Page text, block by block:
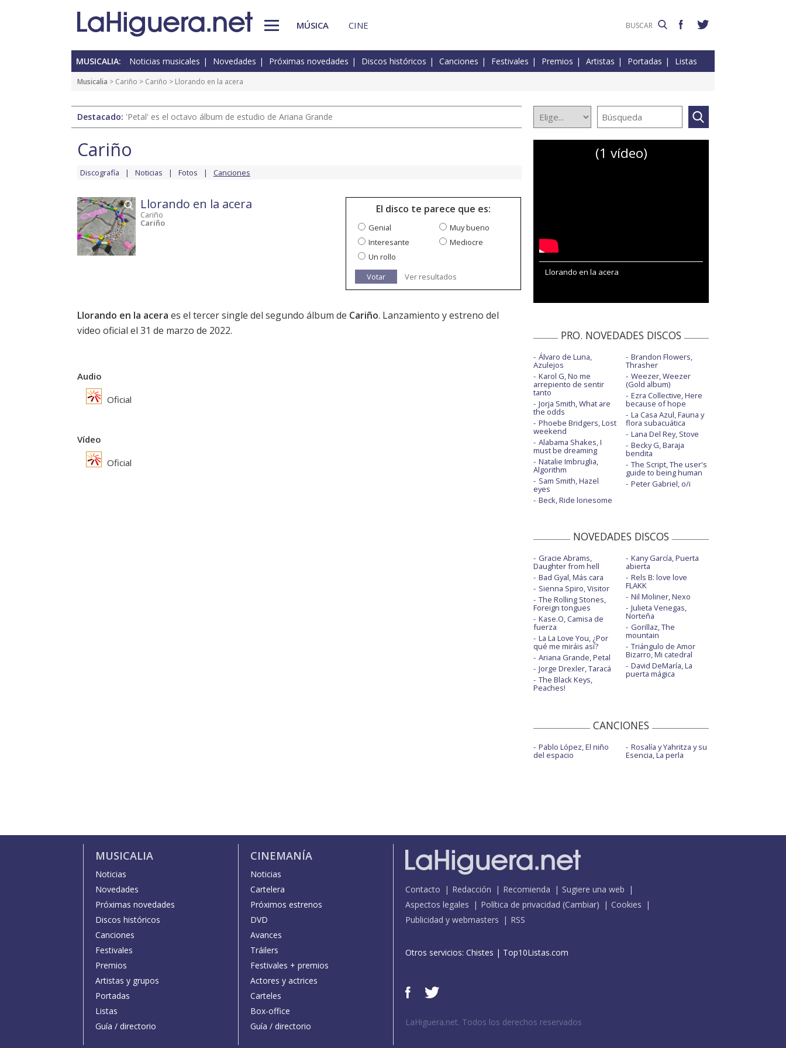
MÚSICA CINE
MUSICALIA: Noticias musicales Novedades Próximas novedades Discos históricos Canciones Festivales Premios Artistas Portadas Listas
Musicalia > Cariño > Cariño > Llorando en la acera
Destacado: 'Petal' es el octavo álbum de estudio de Ariana Grande
Cariño
Discografía Noticias Fotos Canciones
Llorando en la acera
Cariño
Cariño
El disco te parece que es:
Genial
Muy bueno
Interesante
Mediocre
Un rollo
Votar
Ver resultados
Llorando en la acera es el tercer single del segundo álbum de Cariño. Lanzamiento y estreno del
video oficial el 31 de marzo de 2022.
Audio
Oficial
Vídeo
Oficial
(1 vídeo)
Llorando en la acera
PRO. NOVEDADES DISCOS
Álvaro de Luna,
Azulejos
Karol G, No me
arrepiento de sentir
tanto
Jorja Smith, What are
the odds
Phoebe Bridgers, Lost
weekend
Alabama Shakes, I
must be dreaming
Natalie Imbruglia,
Algorithm
Sam Smith, Hazel
eyes
Beck, Ride lonesome
Brandon Flowers,
Thrasher
Weezer, Weezer
(Gold album)
Ezra Collective, Here
because of hope
La Casa Azul, Fauna y
flora subacuática
Lana Del Rey, Stove
Becky G, Baraja
bendita
The Script, The user's
guide to being human
Peter Gabriel, o/i
NOVEDADES DISCOS
Gracie Abrams,
Daughter from hell
Bad Gyal, Más cara
Sienna Spiro, Visitor
The Rolling Stones,
Foreign tongues
Kase.O, Camisa de
fuerza
La La Love You, ¿Por
qué me miráis así?
Ariana Grande, Petal
Jorge Drexler, Taracá
The Black Keys,
Peaches!
Kany García, Puerta
abierta
Rels B: love love
FLAKK
Nil Moliner, Nexo
Julieta Venegas,
Norteña
Gorillaz, The
mountain
Triángulo de Amor
Bizarro, Mi catedral
David DeMaría, La
puerta mágica
CANCIONES
Pablo López, El niño
del espacio
Rosalía y Yahritza y su
Esencia, La perla
MUSICALIA
Noticias
Novedades
Próximas novedades
Discos históricos
Canciones
Festivales
Premios
Artistas y grupos
Portadas
Listas
Guía / directorio
CINEMANÍA
Noticias
Cartelera
Próximos estrenos
DVD
Avances
Tráilers
Festivales + premios
Actores y actrices
Carteles
Box-office
Guía / directorio
Contacto Redacción Recomienda
Sugiere una web
Aspectos legales
Política de privacidad (Cambiar)
Cookies
Publicidad y webmasters
RSS
Otros servicios: Chistes | Top10Listas.com
LaHiguera.net. Todos los derechos reservados